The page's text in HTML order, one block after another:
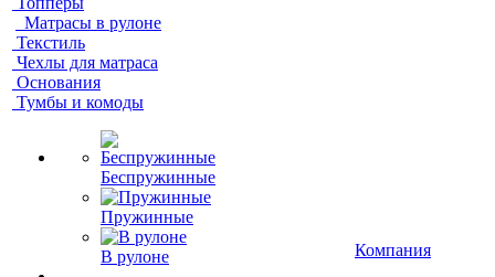
Матрасы в рулоне
Текстиль
Чехлы для матраса
Основания
Тумбы и комоды
Беспружинные
Пружинные
В рулоне
Компания